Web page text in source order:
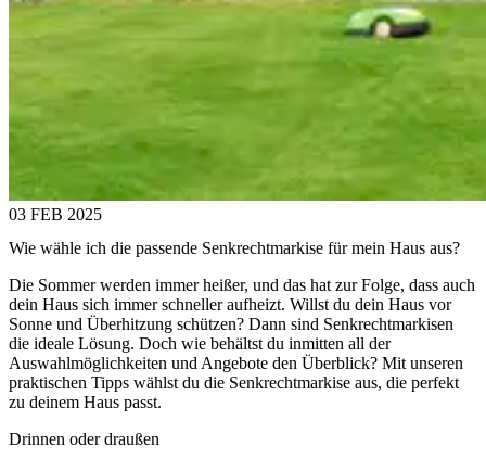
03 FEB 2025
Wie wähle ich die passende Senkrechtmarkise für mein Haus aus?
Die Sommer werden immer heißer, und das hat zur Folge, dass auch
dein Haus sich immer schneller aufheizt. Willst du dein Haus vor
Sonne und Überhitzung schützen? Dann sind Senkrechtmarkisen
die ideale Lösung. Doch wie behältst du inmitten all der
Auswahlmöglichkeiten und Angebote den Überblick? Mit unseren
praktischen Tipps wählst du die Senkrechtmarkise aus, die perfekt
zu deinem Haus passt.
Drinnen oder draußen